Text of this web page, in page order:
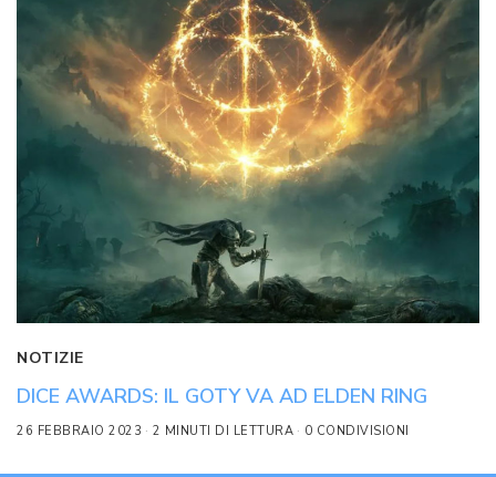
NOTIZIE
DICE AWARDS: IL GOTY VA AD ELDEN RING
26 FEBBRAIO 2023 2 MINUTI DI LETTURA 0 CONDIVISIONI